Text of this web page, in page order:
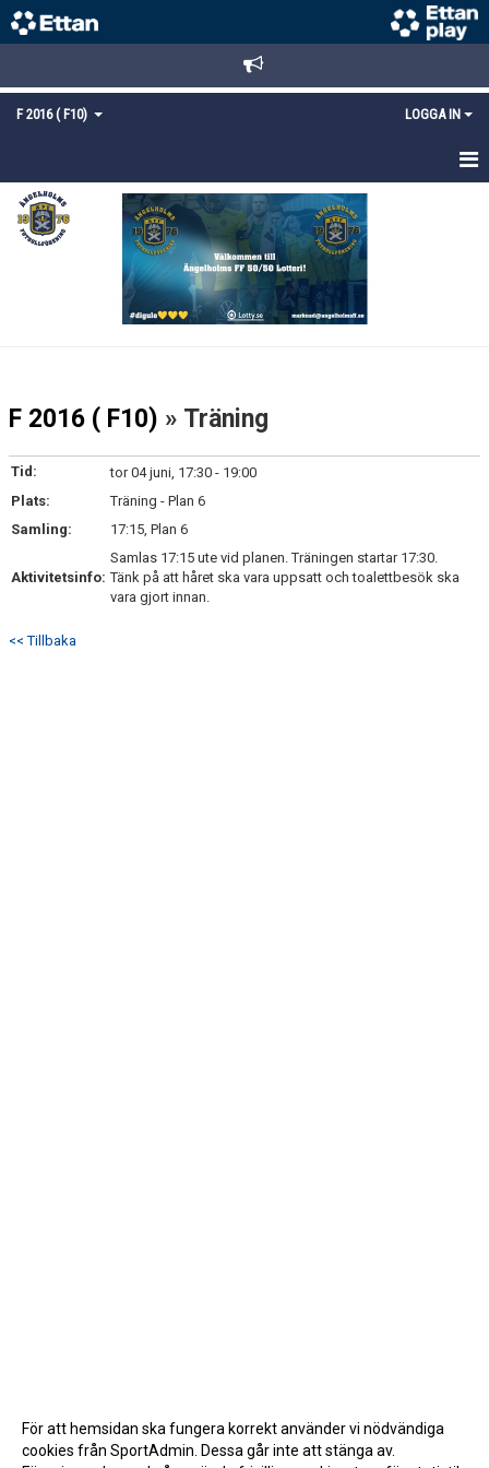
F 2016 ( F10) LOGGA IN
HEM
NYHETER
F 2016 ( F10) » Träning
Tid:
tor 04 juni, 17:30 - 19:00
Plats:
Träning - Plan 6
Samling:
17:15, Plan 6
Aktivitetsinfo:
Samlas 17:15 ute vid planen. Träningen startar 17:30.
Tänk på att håret ska vara uppsatt och toalettbesök ska
vara gjort innan.
<< Tillbaka
För att hemsidan ska fungera korrekt använder vi nödvändiga
cookies från SportAdmin. Dessa går inte att stänga av.